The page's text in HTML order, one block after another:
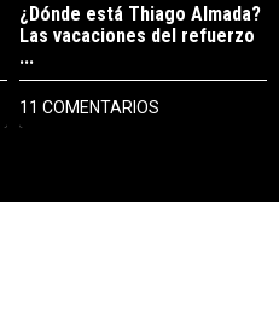
¿Dónde está Thiago Almada?
Las vacaciones del refuerzo
...
11 COMENTARIOS